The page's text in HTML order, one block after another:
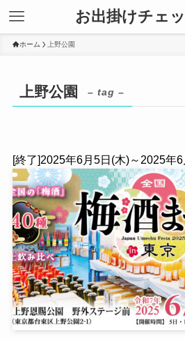
お出掛けチェ
ホーム 上野公園
上野公園 – tag –
[終了]2025年6月5日(木)～2025年